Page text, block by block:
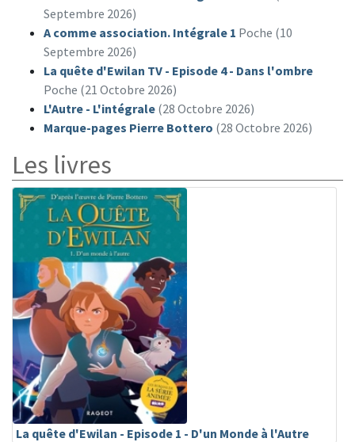
Septembre 2026)
A comme association. Intégrale 1 Poche (10
Septembre 2026)
La quête d'Ewilan TV - Episode 4 - Dans l'ombre
Poche (21 Octobre 2026)
L'Autre - L'intégrale (28 Octobre 2026)
Marque-pages Pierre Bottero (28 Octobre 2026)
Les livres
La quête d'Ewilan - Episode 1 - D'un Monde à l'Autre